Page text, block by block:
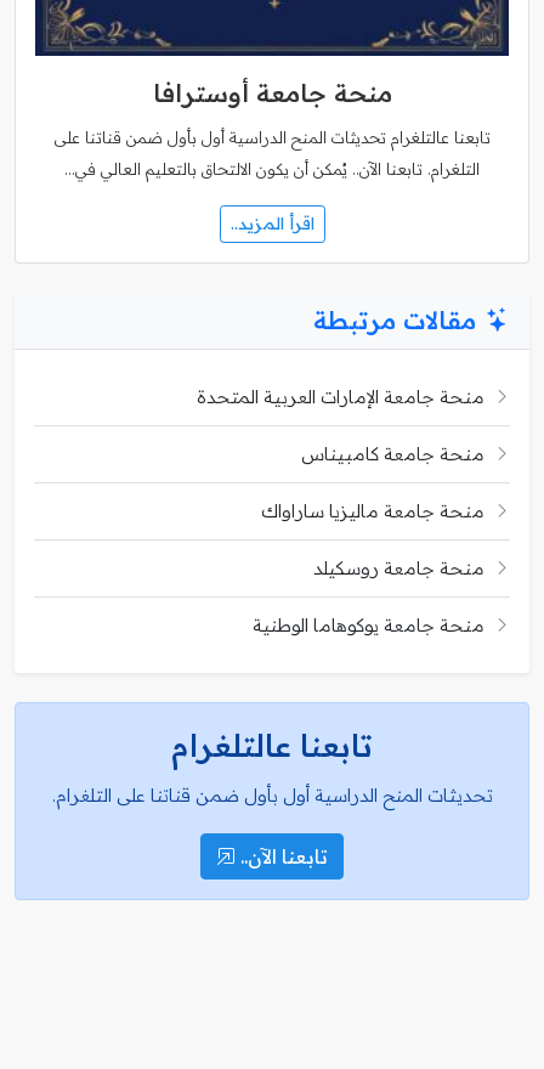
منحة جامعة أوسترافا
تابعنا عالتلغرام تحديثات المنح الدراسية أول بأول ضمن قناتنا على
التلغرام. تابعنا الآن.. يُمكن أن يكون الالتحاق بالتعليم العالي في…
اقرأ المزيد..
مقالات مرتبطة
منحة جامعة الإمارات العربية المتحدة
منحة جامعة كامبيناس
منحة جامعة ماليزيا ساراواك
منحة جامعة روسكيلد
منحة جامعة يوكوهاما الوطنية
تابعنا عالتلغرام
تحديثات المنح الدراسية أول بأول ضمن قناتنا على التلغرام.
تابعنا الآن..